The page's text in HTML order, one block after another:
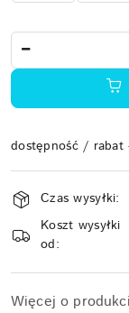
dostępność /
Dostępność
i
dostawa
Czas wysyłki:
Koszt wysyłki
od:
Więcej o